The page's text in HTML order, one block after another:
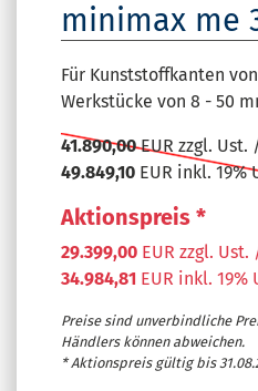
minimax me
Für Kunststoffkanten
Werkstücke von 8 - 50
41.890,00EUR zzgl. Ust.
49.849,10 EUR inkl. 19%
Aktionspreis *
29.399,00 EUR zzgl.
34.984,81 EUR inkl.
Preise sind unverbindliche
Händlers können abweichen.
* Aktionspreis gültig bis